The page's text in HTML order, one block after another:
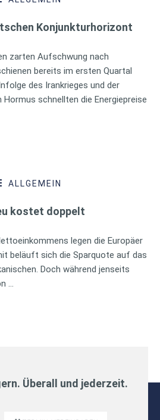
Konjunkturhorizont
zarten Aufschwung nach
bereits im ersten Quartal
des Irankrieges und der
schnellten die Energiepreise
ALLGEMEIN
kostet doppelt
legen die Europäer
beläuft sich die Sparquote auf das
Doch während jenseits
…
Überall und jederzeit.